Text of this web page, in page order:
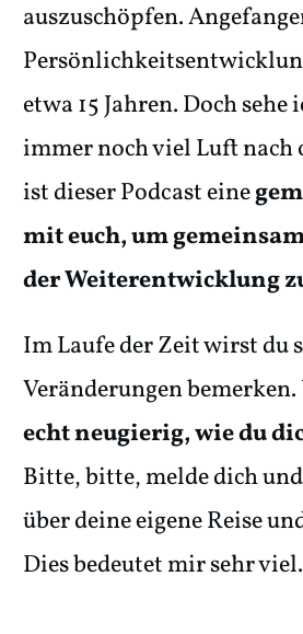
auszuschöpfen.
etwa 15 Jahren. Doch
immer noch viel Luft nach
ist dieser Podcast eine
mit euch, um
der Weiterentwicklung
Im Laufe der Zeit wirst du
Veränderungen
echt neugierig, wie du
Bitte, bitte, melde dich
über deine eigene Reise
Dies bedeutet mir sehr viel.